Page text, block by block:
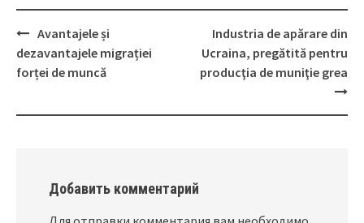
Post
navigation
Avantajele și
dezavantajele migrației
forței de muncă
Industria de apărare din
Ucraina, pregătită pentru
producţia de muniţie grea
Добавить комментарий